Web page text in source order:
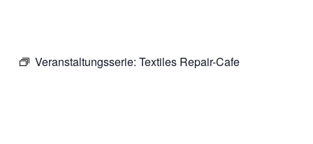
Veranstaltungsserie: Textiles Repair-Cafe